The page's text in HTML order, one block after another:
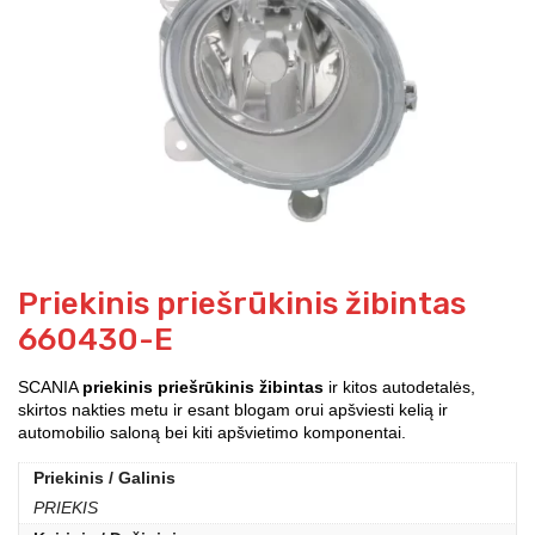
Priekinis priešrūkinis žibintas
660430-E
SCANIApriekinis priešrūkinis žibintas ir kitos autodetalės,
skirtos nakties metu ir esant blogam orui apšviesti kelią ir
automobilio saloną bei kiti apšvietimo komponentai.
Priekinis / Galinis
PRIEKIS